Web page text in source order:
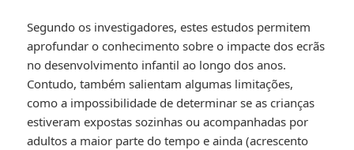
Segundo os investigadores, estes estudos permitem
aprofundar o conhecimento sobre o impacte dos ecrãs
no desenvolvimento infantil ao longo dos anos.
Contudo, também salientam algumas limitações,
como a impossibilidade de determinar se as crianças
estiveram expostas sozinhas ou acompanhadas por
adultos a maior parte do tempo e ainda (acrescento